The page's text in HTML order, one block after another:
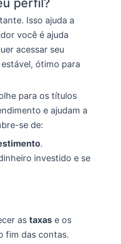
perfil?
Isso ajuda a
você é ajuda
acessar seu
ótimo para
para os títulos
e ajudam a
se de:
.
investido e se
as taxas e os
fim das contas.